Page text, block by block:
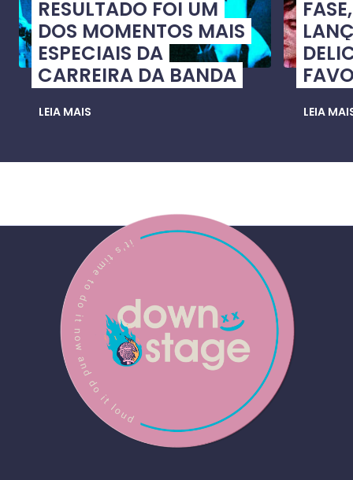
RESULTADO FOI UM
DOS MOMENTOS MAIS
ESPECIAIS DA
CARREIRA DA BANDA
LEIA MAIS LEIA